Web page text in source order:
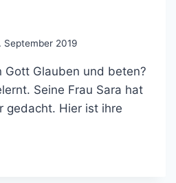
September 2019
Gott Glauben und beten?
Seine Frau Sara hat
gedacht. Hier ist ihre